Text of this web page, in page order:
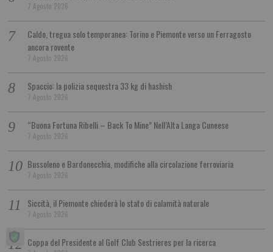
7 Agosto 2026
Caldo, tregua solo temporanea: Torino e Piemonte verso un Ferragosto
ancora rovente
7 Agosto 2026
Spaccio: la polizia sequestra 33 kg di hashish
7 Agosto 2026
“Buona Fortuna Ribelli – Back To Mine” Nell’Alta Langa Cuneese
7 Agosto 2026
Bussoleno e Bardonecchia, modifiche alla circolazione ferroviaria
7 Agosto 2026
Siccità, il Piemonte chiederà lo stato di calamità naturale
7 Agosto 2026
Coppa del Presidente al Golf Club Sestrieres per la ricerca